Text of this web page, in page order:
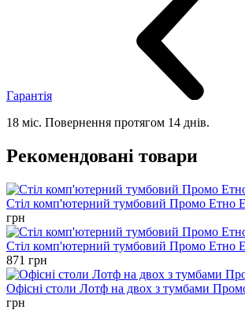
Гарантія
18 міс. Повернення протягом 14 днів.
Рекомендовані товари
Стіл комп'ютерний тумбовий Промо Етно
грн
Стіл комп'ютерний тумбовий Промо Етно
871 грн
Офісні столи Лотф на двох з тумбами
грн